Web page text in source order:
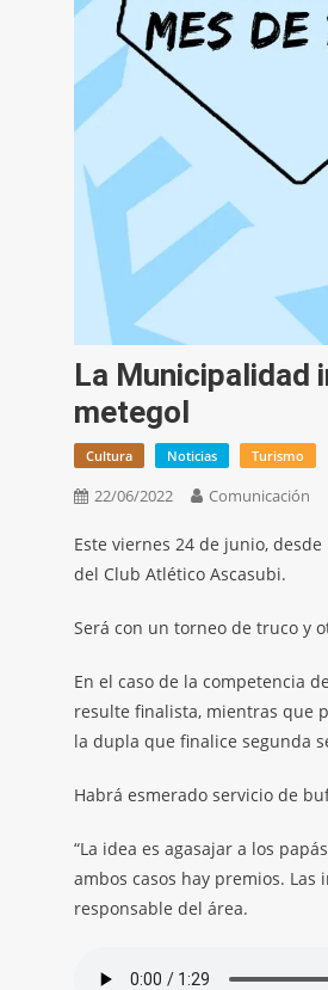
La Municipalidad
metegol
Cultura Noticias Turismo
22/06/2022 Comunicación
Este viernes 24 de junio,
del Club Atlético Ascasubi.
Será con un torneo de truco y
En el caso de la competencia
resulte finalista, mientras que
la dupla que finalice segunda
Habrá esmerado servicio de
“La idea es agasajar a los
ambos casos hay premios.
responsable del área.